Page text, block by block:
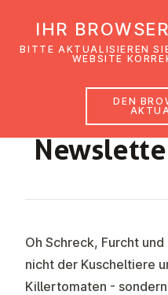
Oh Schreck, Furcht
nicht der Kuscheltiere
Killertomaten -
IHR
BITTE AKTUALISIEREN
WEBSITE
DEN